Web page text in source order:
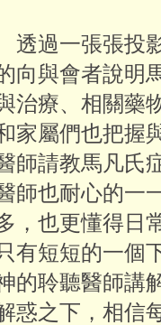
過一張張投影
向與會者說明
治療、相關藥
家屬們也把握
師請教馬凡氏
師也耐心的一
，也更懂得日
有短短的一個
的聆聽醫師講
惑之下，相信